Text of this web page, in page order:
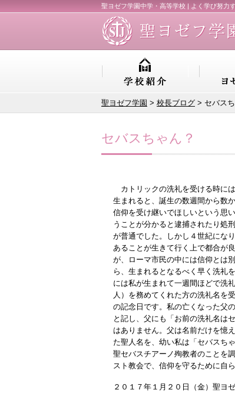
聖ヨゼフ学園中学・高等学校 | よく学び努力
聖ヨゼフ学園 > 校長ブログ > セバス
セバスちゃん？
カトリックの洗礼を受ける時に
生まれると、誕生の数週間から数
信仰を受け継いでほしいという思
うことが分かると逮捕されたり処
が普通でした。しかし４世紀にな
あることが生きて行く上で都合が
が、ローマ市民の中には信仰とは
ら、生まれるとなるべく早く洗礼
には私が生まれて一週間ほどで洗
人）を務めてくれた方の洗礼名を
の記念日です。私の亡くなった父
と記し、父にも「お前の洗礼名は
はありません。父は名前だけを憶
た聖人名を、幼い私は「セバスち
聖セバスチアーノ殉教者のことを
スト教会で、信仰を守るために自
２０１７年１月２０日（金）聖